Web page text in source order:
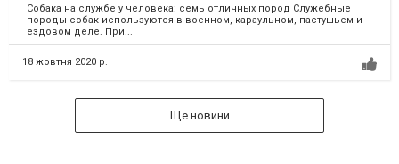
Собака на службе у человека: семь отличных пород Служебные
породы собак используются в военном, караульном, пастушьем и
ездовом деле. При...
18 жовтня 2020 р.
Ще новини